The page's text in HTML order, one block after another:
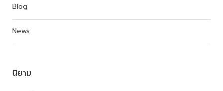
Blog
News
นิยาม